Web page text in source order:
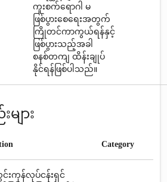
ကူးစက်ရောဂါ မ
ဖြစ်ပွားစေရေးအတွက်
ကြိုတင်ကာကွယ်ရန်နှင့်
ဖြစ်ပွားသည့်အခါ
စနစ်တကျ ထိန်းချုပ်
နိုင်ရန်ဖြစ်ပါသည်။
ျား
Category
ကုန်လုပ်ငန်းရှင်